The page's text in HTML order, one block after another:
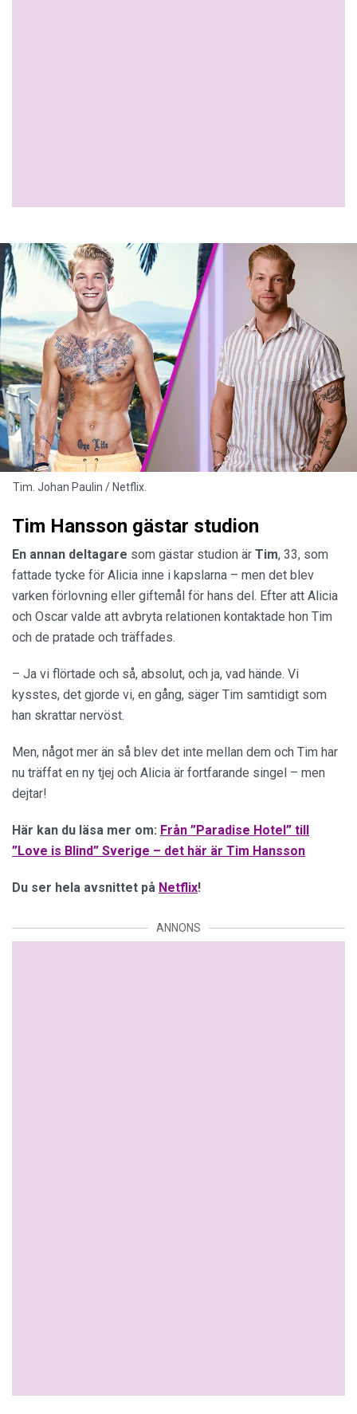
Tim. Johan Paulin / Netflix.
Tim Hansson gästar studion
En annan deltagare som gästar studion är Tim, 33, som
fattade tycke för Alicia inne i kapslarna – men det blev
varken förlovning eller giftemål för hans del. Efter att Alicia
och Oscar valde att avbryta relationen kontaktade hon Tim
och de pratade och träffades.
– Ja vi flörtade och så, absolut, och ja, vad hände. Vi
kysstes, det gjorde vi, en gång, säger Tim samtidigt som
han skrattar nervöst.
Men, något mer än så blev det inte mellan dem och Tim har
nu träffat en ny tjej och Alicia är fortfarande singel – men
dejtar!
Här kan du läsa mer om: Från ”Paradise Hotel” till
”Love is Blind” Sverige – det här är Tim Hansson
Du ser hela avsnittet på Netflix!
ANNONS